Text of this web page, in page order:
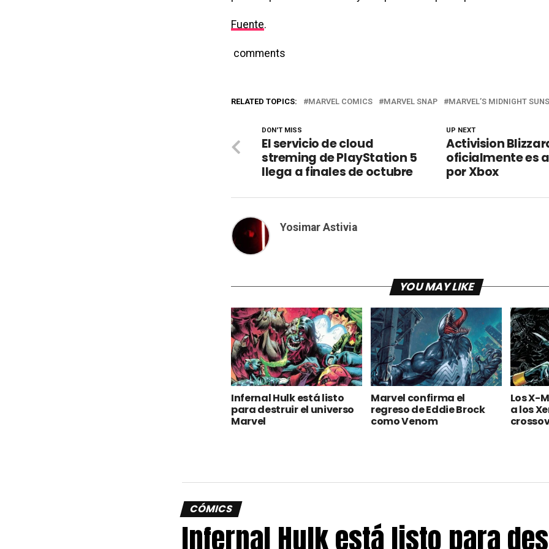
Fuente.
comments
RELATED TOPICS: MARVEL COMICS MARVEL SNAP MARVEL’S MIDNIGHT SUNS
UP NEXT
Activision
oficialmente es
por Xbox
DON'T MISS
El servicio de cloud
streming de PlayStation 5
llega a finales de octubre
Yosimar Astivia
YOU MAY LIKE
Infernal Hulk está listo
para destruir el universo
Marvel
Marvel confirma el
regreso de Eddie Brock
como Venom
Los X-
a los
CÓMICS
Infernal Hulk está listo para